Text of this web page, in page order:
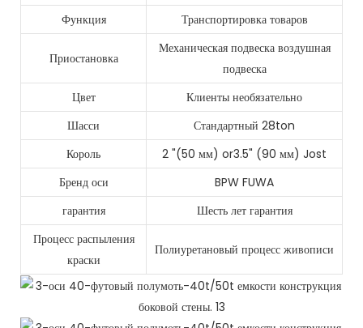
Функция
Транспортировка товаров
Приостановка
Механическая подвеска воздушная
подвеска
Цвет
Клиенты необязательно
Шасси
Стандартный 28ton
Король
2 "(50 мм) or3.5" (90 мм) Jost
Бренд оси
BPW FUWA
гарантия
Шесть лет гарантия
Процесс распыления
краски
Полиуретановый процесс живописи